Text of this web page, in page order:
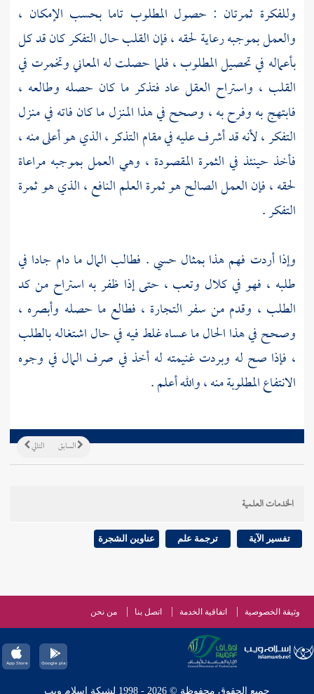
وللفكرة ثمرتان : حصول المطلوب تاما بحسب الإمكان ،
والعمل بموجبه رعاية لحقه ، فإن القلب حال التفكر كان قد كل
بأعماله في تحصيل المطلوب ، فلما حصلت له المعاني وتخمرت في
القلب ، واستراح العقل عاد فتذكر ما كان حصله وطالعه ،
فابتهج به وفرح به ، وصحح في هذا المنزل ما كان فاته في منزل
التفكر ، لأنه قد أشرف عليه في مقام التذكر ، الذي هو أعلى منه ،
فأخذ حينئذ في الثمرة المقصودة ، وهي العمل بموجبه مراعاة
لحقه ، فإن العمل الصالح هو ثمرة العلم النافع ، الذي هو ثمرة
التفكر .
وإذا أردت فهم هذا بمثال حسي . فطالب المال ما دام جادا في
طلبه ، فهو في كلال وتعب ، حتى إذا ظفر به استراح من كد
الطلب ، وقدم من سفر التجارة ، فطالع ما حصله وأبصره ،
وصحح في هذا الحال ما عساه غلط فيه في حال اشتغاله بالطلب
، فإذا صح له وبردت غنيمته له أخذ في صرف المال في وجوه
الانتفاع المطلوبة منه ، والله أعلم .
التالي السابق
الخدمات العلمية
تفسير الآية ترجمة علم عناوين الشجرة
وثيقة الخصوصية اتفاقية الخدمة اتصل بنا من نحن
جميع الحقوق محفوظة © 2026 - 1998 لشبكة إسلام ويب